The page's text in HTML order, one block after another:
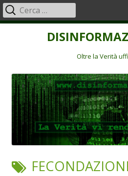
Oltre la Verità
Menu
principale
Ricerca
per:
TAG: